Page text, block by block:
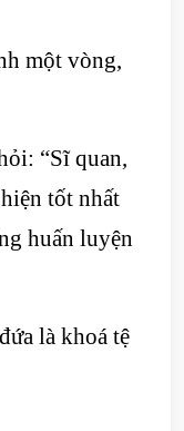
một vòng,
“Sĩ quan,
tốt nhất
huấn luyện
là khoá tệ